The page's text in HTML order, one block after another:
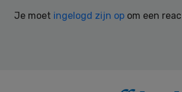
Je moet ingelogd zijn op om een